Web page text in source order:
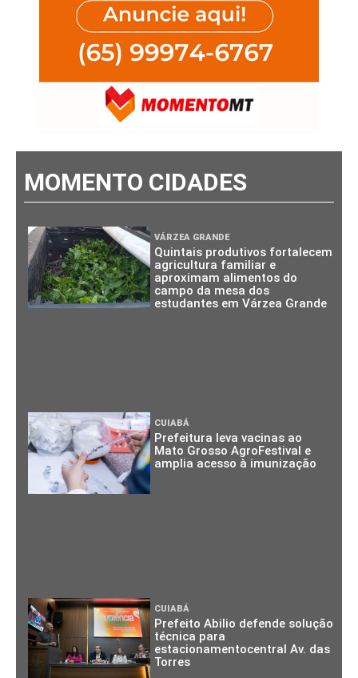
MOMENTO CIDADES
VÁRZEA GRANDE
Quintais produtivos fortalecem
agricultura familiar e
aproximam alimentos do
campo da mesa dos
estudantes em Várzea Grande
CUIABÁ
Prefeitura leva vacinas ao
Mato Grosso AgroFestival e
amplia acesso à imunização
CUIABÁ
Prefeito Abilio defende solução
técnica para
estacionamentocentral Av. das
Torres